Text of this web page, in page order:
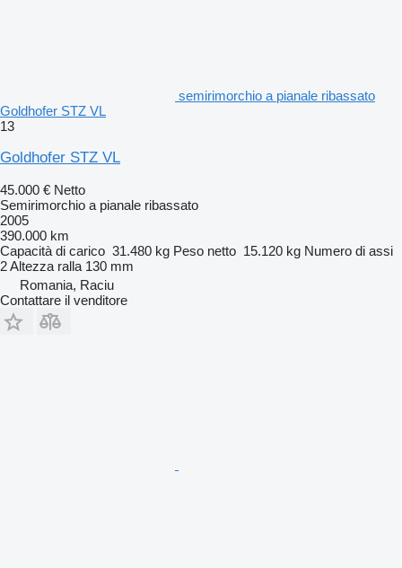
semirimorchio a pianale ribassato
Goldhofer STZ VL
13
Goldhofer STZ VL
45.000 € Netto
Semirimorchio a pianale ribassato
2005
390.000 km
Capacità di carico 31.480 kg Peso netto 15.120 kg Numero di assi
2Altezza ralla 130 mm
Romania, Raciu
Contattare il venditore